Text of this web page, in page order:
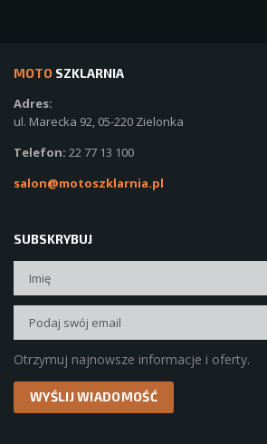
MOTO SZKLARNIA
Adres:
ul. Marecka 92, 05-220 Zielonka
Telefon: 22 77 13 100
salon@motoszklarnia.pl
SUBSKRYBUJ
Otrzymuj najnowsze informacje i oferty.